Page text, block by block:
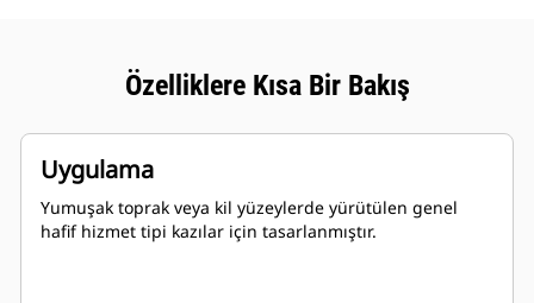
Özelliklere Kısa Bir Bakış
Uygulama
Yumuşak toprak veya kil yüzeylerde yürütülen genel
hafif hizmet tipi kazılar için tasarlanmıştır.